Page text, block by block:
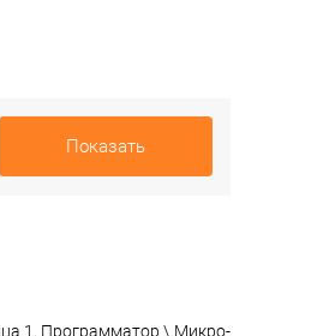
Показать
1. Программатор \ Микро-